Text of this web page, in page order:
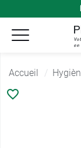
Accueil